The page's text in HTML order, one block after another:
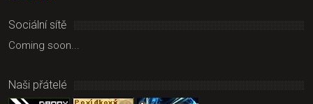
Sociální sítě
Coming soon...
Naši přátelé